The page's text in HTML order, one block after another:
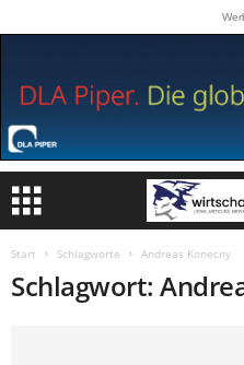
Start Schlagworte Andreas Konecny
Schlagwort: